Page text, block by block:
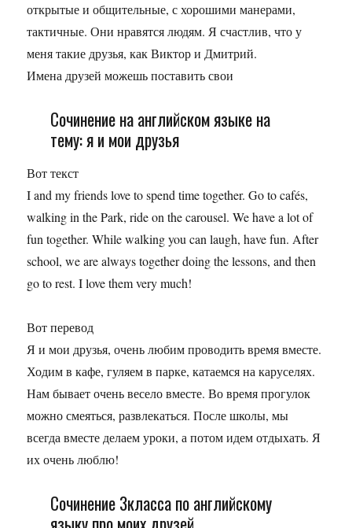
открытые и общительные, с хорошими манерами,
тактичные. Они нравятся людям. Я счастлив, что у
меня такие друзья, как Виктор и Дмитрий.
Имена друзей можешь поставить свои
Сочинение на английском языке на
тему: я и мои друзья
Вот текст
I and my friends love to spend time together. Go to cafés,
walking in the Park, ride on the carousel. We have a lot of
fun together. While walking you can laugh, have fun. After
school, we are always together doing the lessons, and then
go to rest. I love them very much!
Вот перевод
Я и мои друзья, очень любим проводить время вместе.
Ходим в кафе, гуляем в парке, катаемся на каруселях.
Нам бывает очень весело вместе. Во время прогулок
можно смеяться, развлекаться. После школы, мы
всегда вместе делаем уроки, а потом идем отдыхать. Я
их очень люблю!
Сочинение 3класса по английскому